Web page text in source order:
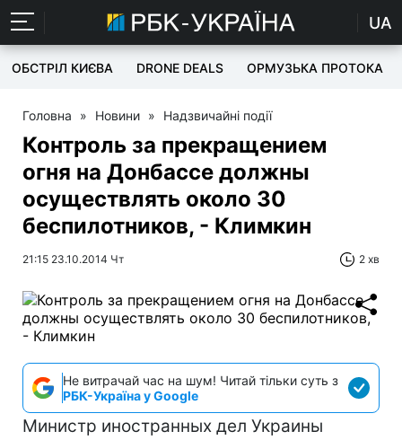
UA
ОБСТРІЛ КИЄВА DRONE DEALS ОРМУЗЬКА ПРОТОКА
Головна » Новини » Надзвичайні події
Контроль за прекращением
огня на Донбассе должны
осуществлять около 30
беспилотников, - Климкин
21:15 23.10.2014 Чт 2 хв
Не витрачай час на шум! Читай тільки суть з
РБК-Україна у Google
Министр иностранных дел Украины